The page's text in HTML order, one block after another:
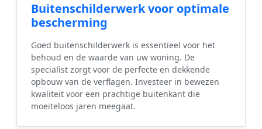
Buitenschilderwerk voor optimale
bescherming
Goed buitenschilderwerk is essentieel voor het
behoud en de waarde van uw woning. De
specialist zorgt voor de perfecte en dekkende
opbouw van de verflagen. Investeer in bewezen
kwaliteit voor een prachtige buitenkant die
moeiteloos jaren meegaat.